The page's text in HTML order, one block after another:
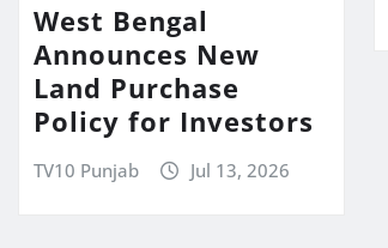
West Bengal
Announces New
Land Purchase
Policy for Investors
TV10 Punjab Jul 13, 2026